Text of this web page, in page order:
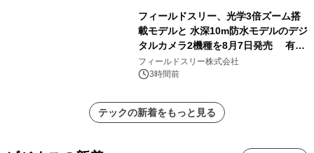
る自信がある」「昨年の夏はカブトム
シを捕まえたり、虫と戦ったり…」
フィールドスリー、光学3倍ズーム搭
載モデルと 水深10m防水モデルのデジ
タルカメラ2機種を8月7日発売 有効
約1300万画素、用途別に選べるコンデ
ジ新登場
フィールドスリー株式会社
3時間前
テックの新着をもっと見る